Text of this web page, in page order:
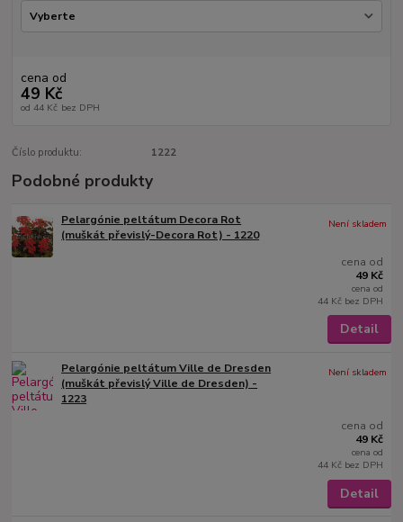
cena od
49 Kč
od 44 Kč bez DPH
Číslo produktu: 1222
Podobné produkty
Pelargónie peltátum Decora Rot
(muškát převislý-Decora Rot) - 1220
cena od
49 Kč
cena od
44 Kč bez DPH
Není skladem
Detail
Pelargónie peltátum Ville de Dresden
(muškát převislý Ville de Dresden) -
1223
cena od
49 Kč
cena od
44 Kč bez DPH
Není skladem
Detail